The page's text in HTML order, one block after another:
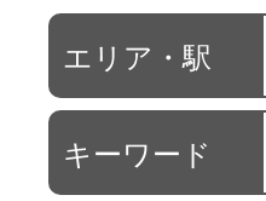
エリア・駅
キーワード